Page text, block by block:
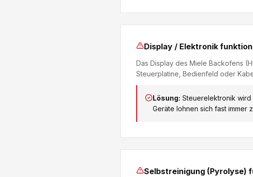
Display / Elektronik
Das Display des Miele Backofens
Steuerplatine, Bedienfeld oder
Lösung: Steuerelektronik
Geräte lohnen sich fast immer
Selbstreinigung (Pyrolyse)